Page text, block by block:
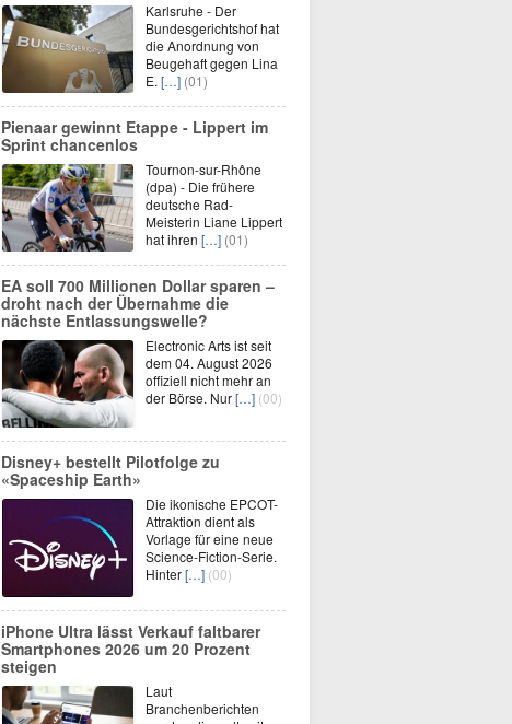
Karlsruhe - Der
Bundesgerichtshof hat
die Anordnung von
Beugehaft gegen Lina
E. […] (01)
Pienaar gewinnt Etappe - Lippert im
Sprint chancenlos
Tournon-sur-Rhône
(dpa) - Die frühere
deutsche Rad-
Meisterin Liane Lippert
hat ihren […] (01)
EA soll 700 Millionen Dollar sparen –
droht nach der Übernahme die
nächste Entlassungswelle?
Electronic Arts ist seit
dem 04. August 2026
offiziell nicht mehr an
der Börse. Nur[…] (00)
Disney+ bestellt Pilotfolge zu
«Spaceship Earth»
Die ikonische EPCOT-
Attraktion dient als
Vorlage für eine neue
Science-Fiction-Serie.
Hinter[…] (00)
iPhone Ultra lässt Verkauf faltbarer
Smartphones 2026 um 20 Prozent
steigen
Laut
Branchenberichten